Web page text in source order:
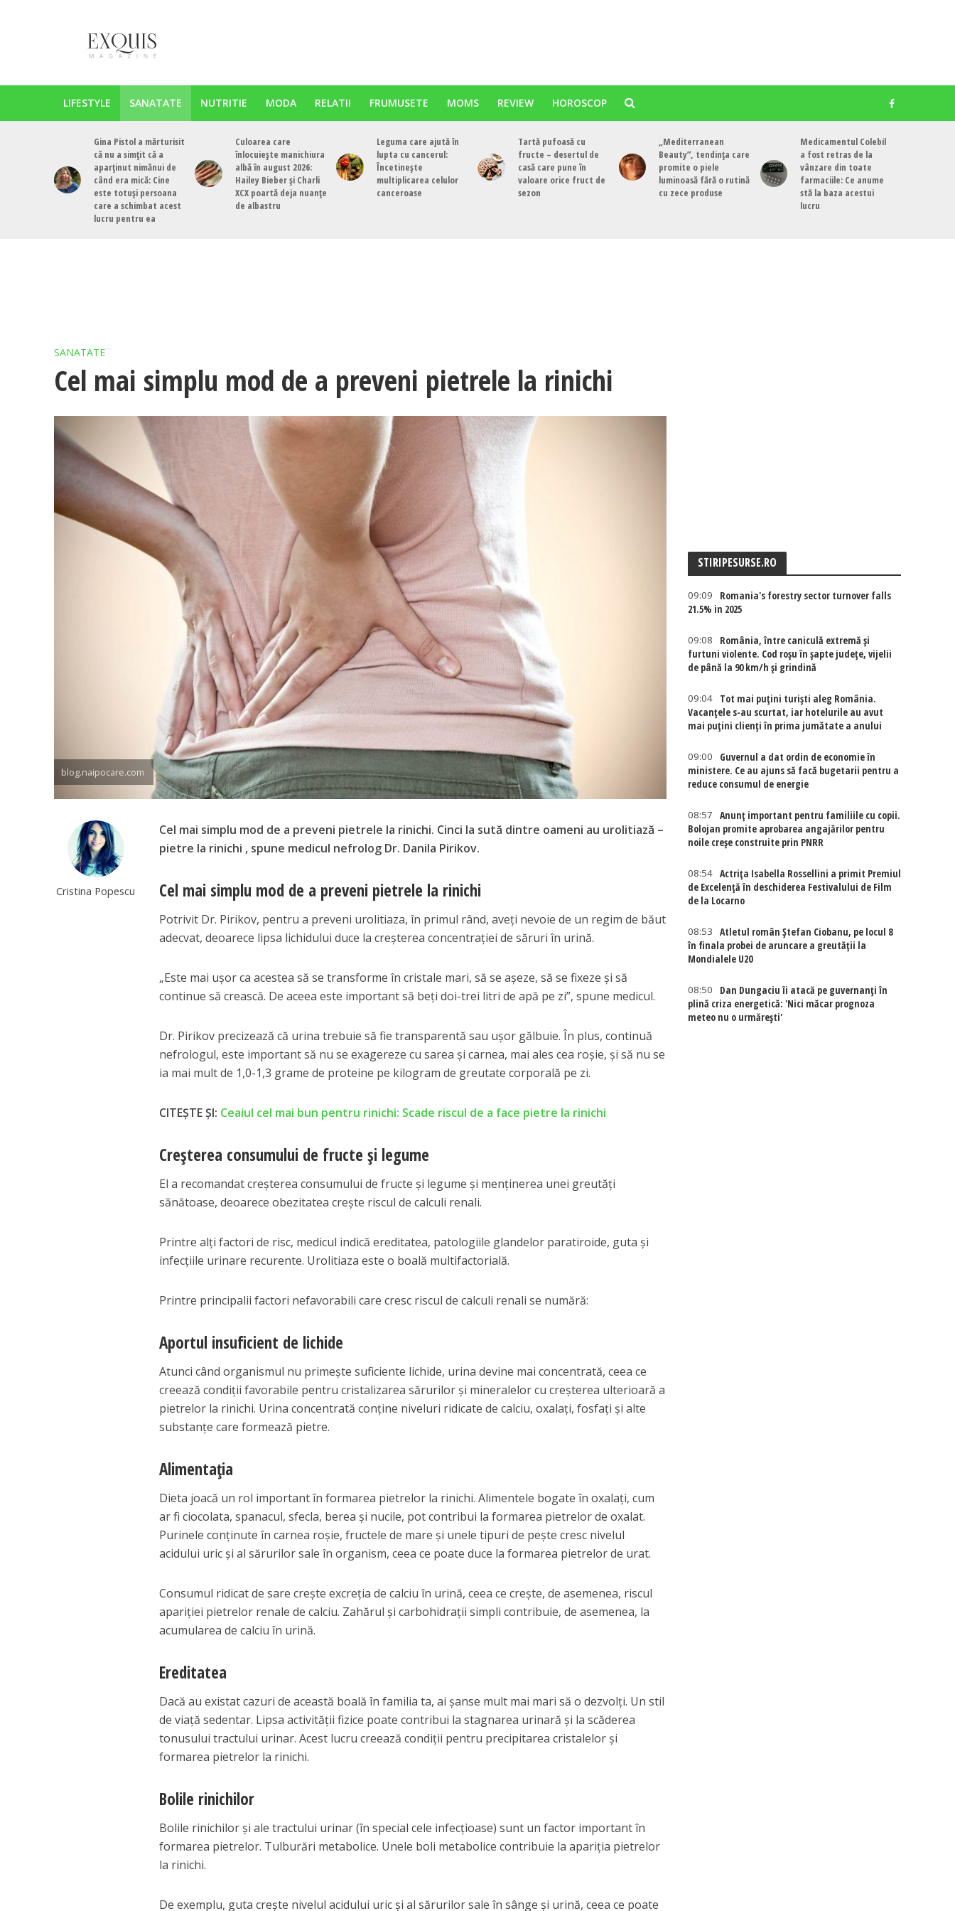
LIFESTYLE SANATATE NUTRITIE MODA RELATII FRUMUSETE MOMS REVIEW HOROSCOP
Gina Pistol a mărturisit
că nu a simțit că a
aparținut nimănui de
când era mică: Cine
este totuși persoana
care a schimbat acest
lucru pentru ea
Culoarea care
înlocuiește manichiura
albă în august 2026:
Hailey Bieber și Charli
XCX poartă deja nuanțe
de albastru
Leguma care ajută în
lupta cu cancerul:
Încetinește
multiplicarea celulor
canceroase
Tartă pufoasă cu
fructe – desertul de
casă care pune în
valoare orice fruct de
sezon
„Mediterranean
Beauty”, tendința care
promite o piele
luminoasă fără o rutină
cu zece produse
Medicamentul Colebil
a fost retras de la
vânzare din toate
farmaciile: Ce anume
stă la baza acestui
lucru
SANATATE
Cel mai simplu mod de a preveni pietrele la rinichi
blog.naipocare.com
Cristina Popescu
Cel mai simplu mod de a preveni pietrele la rinichi. Cinci la sută dintre oameni au urolitiază –
pietre la rinichi , spune medicul nefrolog Dr. Danila Pirikov.
Cel mai simplu mod de a preveni pietrele la rinichi
Potrivit Dr. Pirikov, pentru a preveni urolitiaza, în primul rând, aveți nevoie de un regim de băut
adecvat, deoarece lipsa lichidului duce la creșterea concentrației de săruri în urină.
„Este mai ușor ca acestea să se transforme în cristale mari, să se așeze, să se fixeze și să
continue să crească. De aceea este important să beți doi-trei litri de apă pe zi”, spune medicul.
Dr. Pirikov precizează că urina trebuie să fie transparentă sau ușor gălbuie. În plus, continuă
nefrologul, este important să nu se exagereze cu sarea și carnea, mai ales cea roșie, și să nu se
ia mai mult de 1,0-1,3 grame de proteine pe kilogram de greutate corporală pe zi.
CITEȘTE ȘI: Ceaiul cel mai bun pentru rinichi: Scade riscul de a face pietre la rinichi
Creșterea consumului de fructe și legume
El a recomandat creșterea consumului de fructe și legume și menținerea unei greutăți
sănătoase, deoarece obezitatea crește riscul de calculi renali.
Printre alți factori de risc, medicul indică ereditatea, patologiile glandelor paratiroide, guta și
infecțiile urinare recurente. Urolitiaza este o boală multifactorială.
Printre principalii factori nefavorabili care cresc riscul de calculi renali se numără:
Aportul insuficient de lichide
Atunci când organismul nu primește suficiente lichide, urina devine mai concentrată, ceea ce
creează condiții favorabile pentru cristalizarea sărurilor și mineralelor cu creșterea ulterioară a
pietrelor la rinichi. Urina concentrată conține niveluri ridicate de calciu, oxalați, fosfați și alte
substanțe care formează pietre.
Alimentația
Dieta joacă un rol important în formarea pietrelor la rinichi. Alimentele bogate în oxalați, cum
ar fi ciocolata, spanacul, sfecla, berea și nucile, pot contribui la formarea pietrelor de oxalat.
Purinele conținute în carnea roșie, fructele de mare și unele tipuri de pește cresc nivelul
acidului uric și al sărurilor sale în organism, ceea ce poate duce la formarea pietrelor de urat.
Consumul ridicat de sare crește excreția de calciu în urină, ceea ce crește, de asemenea, riscul
apariției pietrelor renale de calciu. Zahărul și carbohidrații simpli contribuie, de asemenea, la
acumularea de calciu în urină.
Ereditatea
Dacă au existat cazuri de această boală în familia ta, ai șanse mult mai mari să o dezvolți. Un stil
de viață sedentar. Lipsa activității fizice poate contribui la stagnarea urinară și la scăderea
tonusului tractului urinar. Acest lucru creează condiții pentru precipitarea cristalelor și
formarea pietrelor la rinichi.
Bolile rinichilor
Bolile rinichilor și ale tractului urinar (în special cele infecțioase) sunt un factor important în
formarea pietrelor. Tulburări metabolice. Unele boli metabolice contribuie la apariția pietrelor
la rinichi.
De exemplu, guta crește nivelul acidului uric și al sărurilor sale în sânge și urină, ceea ce poate
STIRIPESURSE.RO
09:09
Romania's forestry sector turnover falls
21.5% in 2025
09:08
România, între caniculă extremă și
furtuni violente. Cod roșu în șapte județe, vijelii
de până la 90 km/h și grindină
09:04
Tot mai puțini turiști aleg România.
Vacanțele s-au scurtat, iar hotelurile au avut
mai puțini clienți în prima jumătate a anului
09:00
Guvernul a dat ordin de economie în
ministere. Ce au ajuns să facă bugetarii pentru a
reduce consumul de energie
08:57
Anunț important pentru familiile cu copii.
Bolojan promite aprobarea angajărilor pentru
noile creșe construite prin PNRR
08:54 Actriţa Isabella Rossellini a primit Premiul
de Excelenţă în deschiderea Festivalului de Film
de la Locarno
08:53
Atletul român Ștefan Ciobanu, pe locul 8
în finala probei de aruncare a greutății la
Mondialele U20
08:50
Dan Dungaciu îi atacă pe guvernanți în
plină criza energetică: 'Nici măcar prognoza
meteo nu o urmărești'